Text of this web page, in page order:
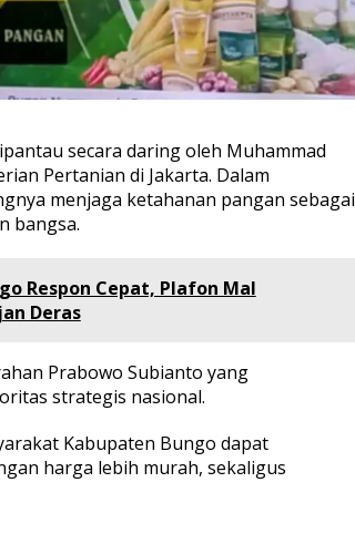
secara daring oleh Muhammad
Pertanian di Jakarta. Dalam
menjaga ketahanan pangan sebagai
bangsa.
Respon Cepat, Plafon Mal
Deras
Prabowo Subianto yang
strategis nasional.
Kabupaten Bungo dapat
harga lebih murah, sekaligus